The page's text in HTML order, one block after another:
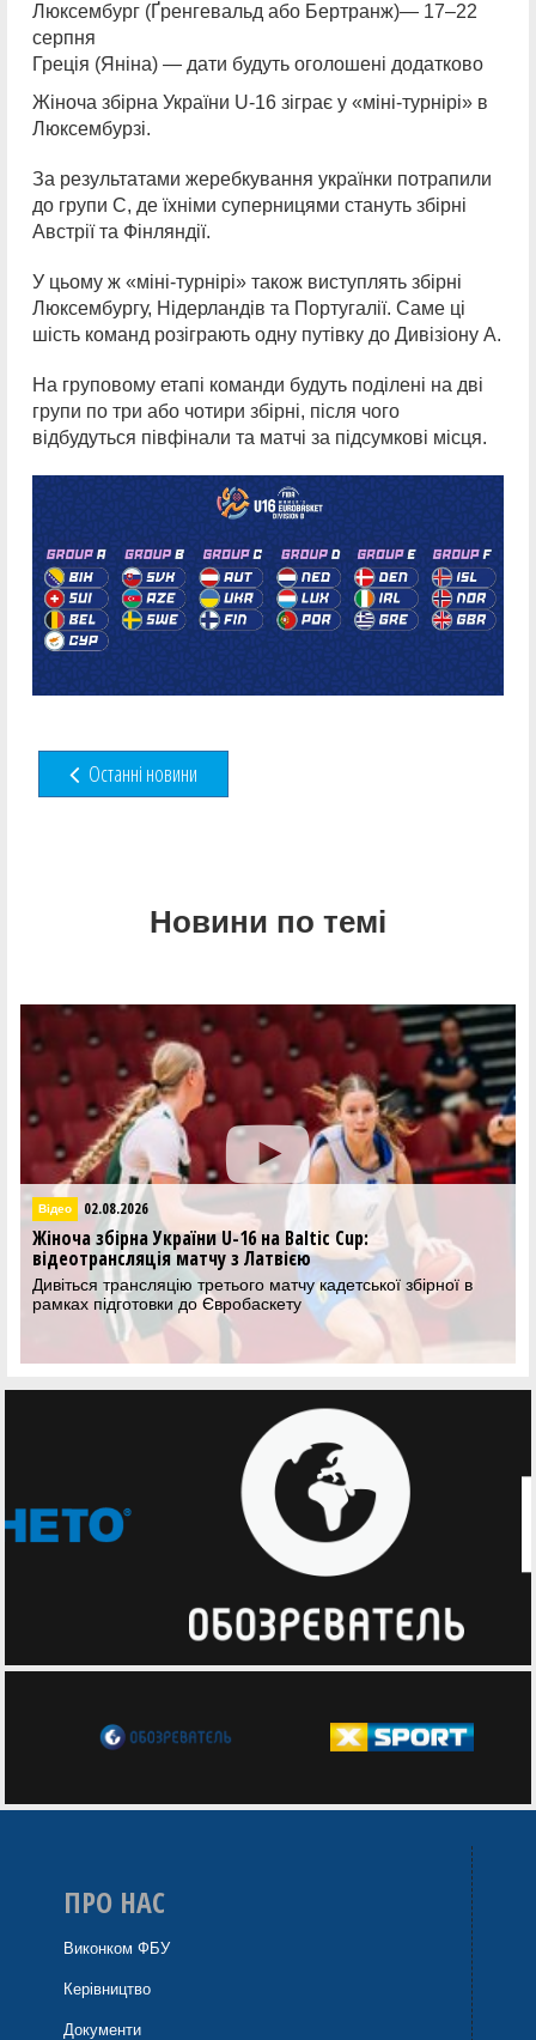
Люксембург (Ґренгевальд або Бертранж)— 17–22
серпня
Греція (Яніна) — дати будуть оголошені додатково
Жіноча збірна України U-16 зіграє у «міні-турнірі» в
Люксембурзі.
За результатами жеребкування українки потрапили
до групи C, де їхніми суперницями стануть збірні
Австрії та Фінляндії.
У цьому ж «міні-турнірі» також виступлять збірні
Люксембургу, Нідерландів та Португалії. Саме ці
шість команд розіграють одну путівку до Дивізіону А.
На груповому етапі команди будуть поділені на дві
групи по три або чотири збірні, після чого
відбудуться півфінали та матчі за підсумкові місця.
Останні новини
Новини по темі
Відео 02.08.2026
Жіноча збірна України U-16 на Baltic Cup:
відеотрансляція матчу з Латвією
Дивіться трансляцію третього матчу кадетської збірної в
рамках підготовки до Євробаскету
ПРО НАС
Виконком ФБУ
Керівництво
Документи